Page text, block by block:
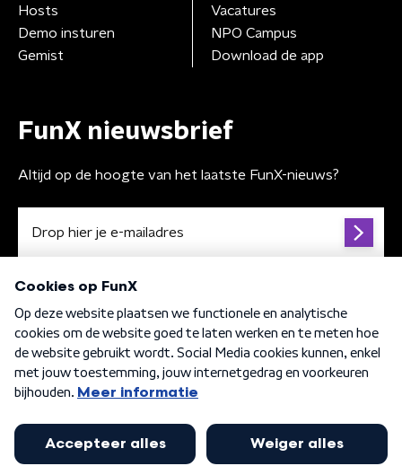
Hosts
Demo insturen
Gemist
Vacatures
NPO Campus
Download de app
FunX nieuwsbrief
Altijd op de hoogte van het laatste FunX-nieuws?
Algemene voorwaarden Privacybeleid